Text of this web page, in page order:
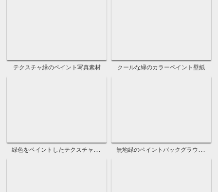
青色のクールな壁紙画像 ペイントしたシンプルな青色壁紙
綺麗な青を塗ったオシャレな壁紙 おしゃれな青色のシンプルな背景